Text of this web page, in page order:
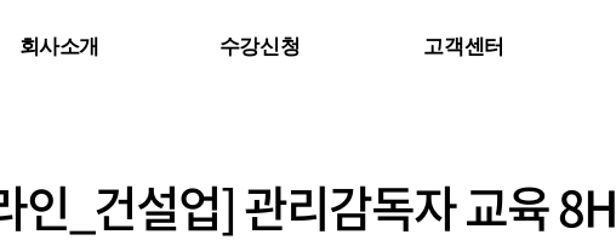
회사소개 수강신청 고객센터
Q&A
인_건설업] 관리감독자 교육 8H